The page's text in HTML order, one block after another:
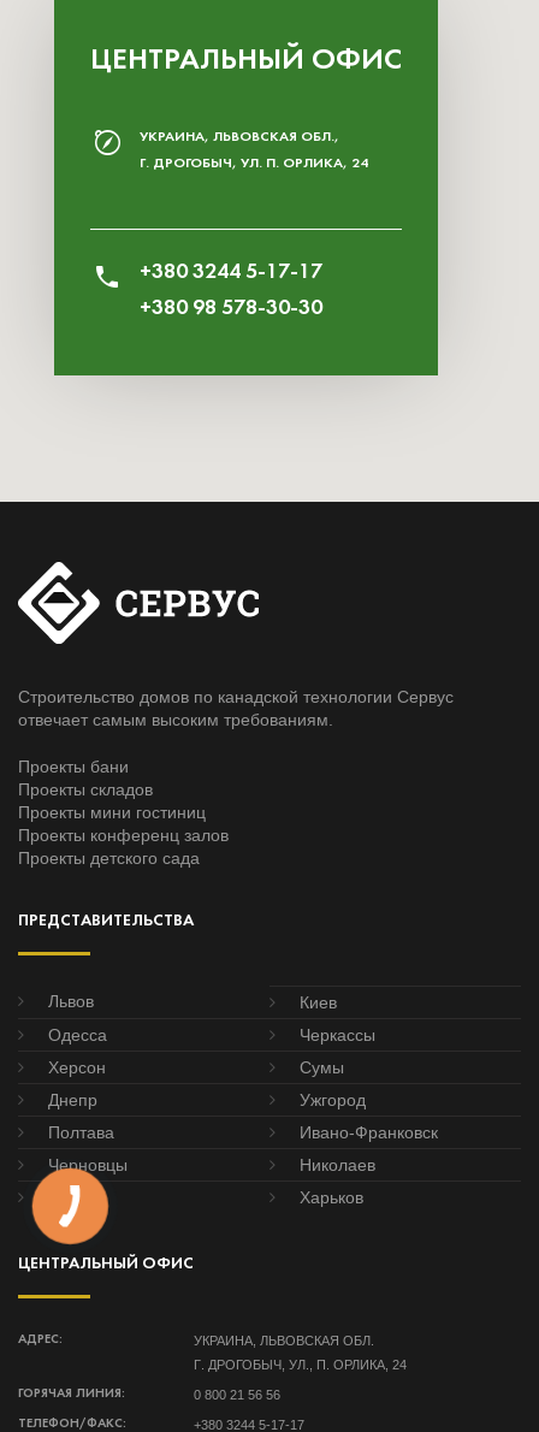
ЦЕНТРАЛЬНЫЙ ОФИС
УКРАИНА, ЛЬВОВСКАЯ ОБЛ.,
Г. ДРОГОБЫЧ, УЛ. П. ОРЛИКА, 24
+380 3244 5-17-17
+380 98 578-30-30
Строительство домов по канадской технологии Сервус
отвечает самым высоким требованиям.
Проекты бани
Проекты складов
Проекты мини гостиниц
Проекты конференц залов
Проекты детского сада
ПРЕДСТАВИТЕЛЬСТВА
Львов
Киев
Одесса
Черкассы
Херсон
Сумы
Днепр
Ужгород
Полтава
Ивано-Франковск
Черновцы
Николаев
Донецк
Харьков
ЦЕНТРАЛЬНЫЙ ОФИС
АДРЕС:
УКРАИНА, ЛЬВОВСКАЯ ОБЛ.
Г. ДРОГОБЫЧ, УЛ., П. ОРЛИКА, 24
ГОРЯЧАЯ ЛИНИЯ: 0 800 21 56 56
ТЕЛЕФОН/ФАКС: +380 3244 5-17-17